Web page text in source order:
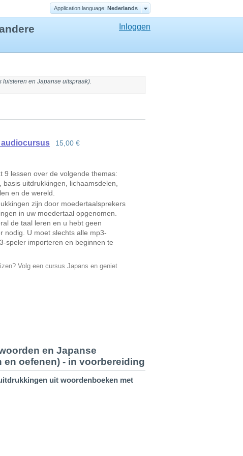
Application language: Nederlands
Inloggen
luisteren en Japanse uitspraak).
15,00 €
9 lessen over de volgende themas:
uitdrukkingen, lichaamsdelen,
en de wereld.
zijn door moedertaalsprekers
in uw moedertaal opgenomen.
de taal leren en u hebt geen
nodig. U moet slechts alle mp3-
speler importeren en beginnen te
Volg een cursus Japans en geniet
en Japanse
oefenen) - in voorbereiding
uit woordenboeken met